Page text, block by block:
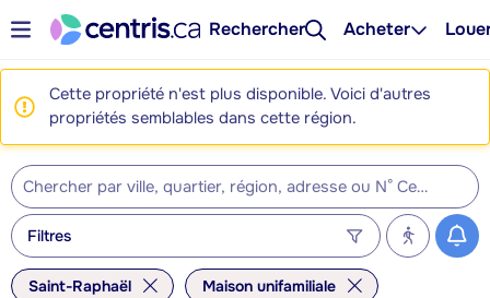
Rechercher Acheter
Cette propriété n'est plus disponible. Voici d'autres
propriétés semblables dans cette région.
Filtres
Saint-Raphaël Maison unifamiliale